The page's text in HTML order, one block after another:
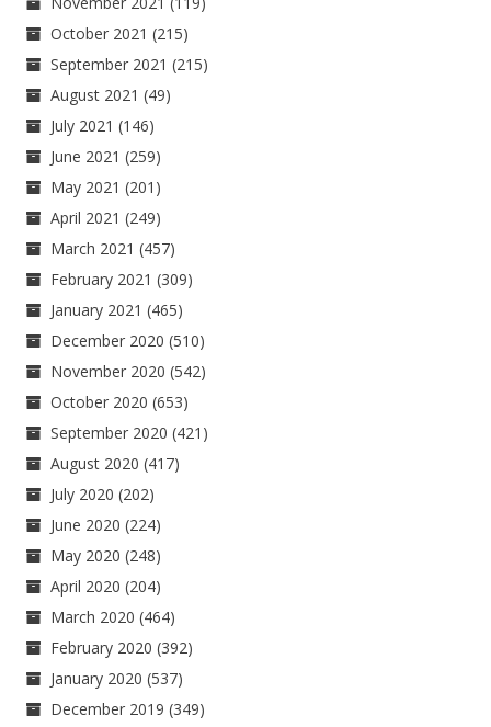
October 2021 (215)
September 2021 (215)
August 2021 (49)
July 2021 (146)
June 2021 (259)
May 2021 (201)
April 2021 (249)
March 2021 (457)
February 2021 (309)
January 2021 (465)
December 2020 (510)
November 2020 (542)
October 2020 (653)
September 2020 (421)
August 2020 (417)
July 2020 (202)
June 2020 (224)
May 2020 (248)
April 2020 (204)
March 2020 (464)
February 2020 (392)
January 2020 (537)
December 2019 (349)